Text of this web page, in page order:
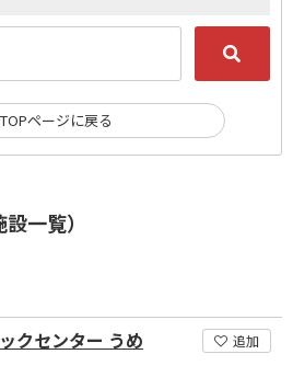
一覧）
クセンター うめ
追加
TOPページに戻る